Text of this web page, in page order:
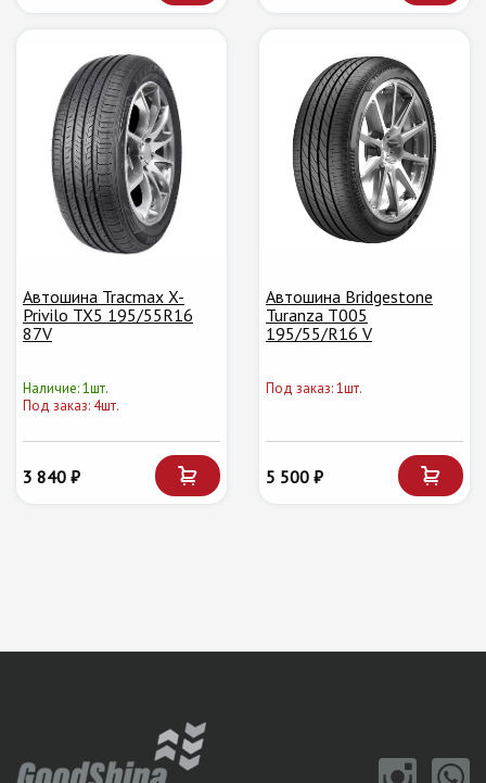
Автошина Tracmax X-
Privilo TX5 195/55R16
87V
Наличие: 1шт.
Под заказ: 4шт.
3 840 ₽
Автошина Bridgestone
Turanza T005
195/55/R16 V
Под заказ: 1шт.
5 500 ₽